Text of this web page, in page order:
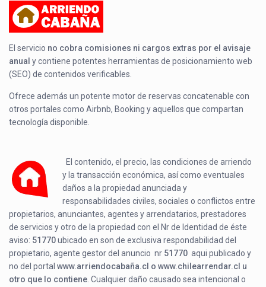
El servicio no cobra comisiones ni cargos extras por el avisaje
anual y contiene potentes herramientas de posicionamiento web
(SEO) de contenidos verificables.
Ofrece además un potente motor de reservas concatenable con
otros portales como Airbnb, Booking y aquellos que compartan
tecnología disponible.
El contenido, el precio, las condiciones de arriendo
y la transacción económica, así como eventuales
daños a la propiedad anunciada y
responsabilidades civiles, sociales o conflictos entre
propietarios, anunciantes, agentes y arrendatarios, prestadores
de servicios y otro de la propiedad con el Nr de Identidad de éste
aviso: 51770ubicado enson de exclusiva respondabilidad del
propietario, agente gestor del anuncio nr 51770 aqui publicado y
no del portalwww.arriendocabaña.cl o www.chilearrendar.cl u
otro que lo contiene . Cualquier daño causado sea intencional o